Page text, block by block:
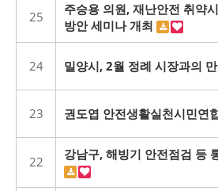
25
주승용 의원, 재난안전 취약
방안 세미나 개최
24 밀양시, 2월 정례 시장과의
23 권도엽 안전생활실천시민연
22 강남구, 해빙기 안전점검 등